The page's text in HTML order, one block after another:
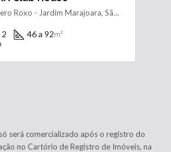
Rua José Homero Roxo - Jardim Marajoara, São Paulo - SP
2 46 a 92m²
será comercializado após o registro do
no Cartório de Registro de Imóveis, na